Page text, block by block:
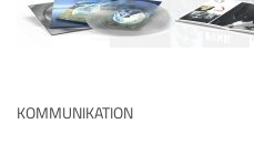
KOMMUNIKATION